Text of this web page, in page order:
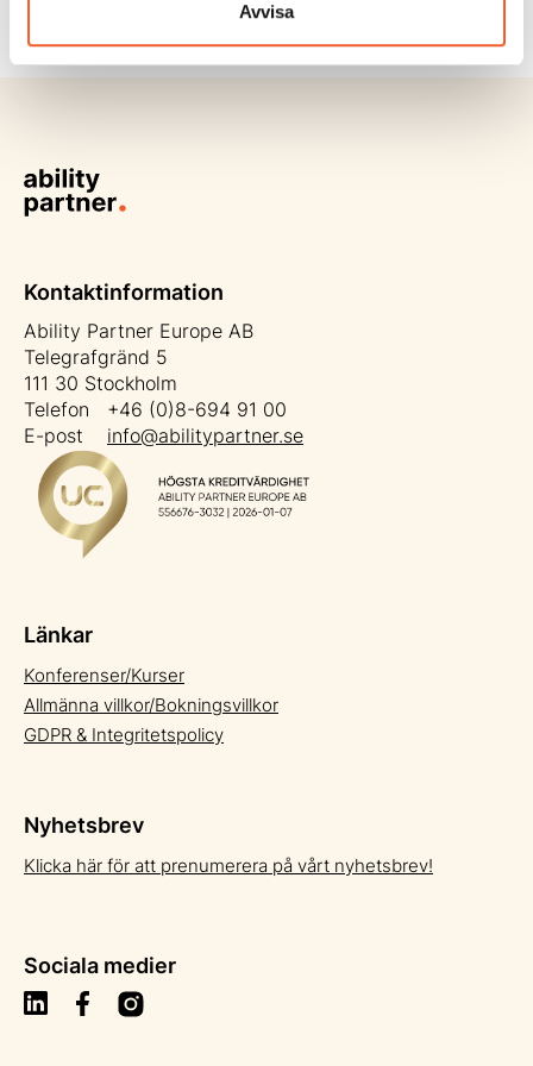
Avvisa
Kontaktinformation
Ability Partner Europe AB
Telegrafgränd 5
111 30 Stockholm
Telefon +46 (0)8-694 91 00
E-post info@abilitypartner.se
Länkar
Konferenser/Kurser
Allmänna villkor/Bokningsvillkor
GDPR & Integritetspolicy
Nyhetsbrev
Klicka här för att prenumerera på vårt nyhetsbrev!
Sociala medier